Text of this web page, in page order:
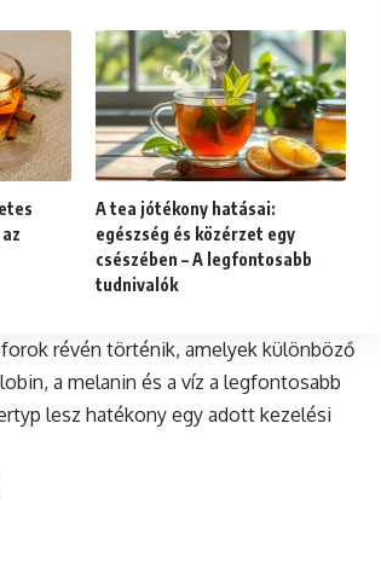
A tea jótékony hatásai:
egészség és közérzet egy
csészében – A legfontosabb
tudnivalók
révén történik, amelyek különböző
a melanin és a víz a legfontosabb
lesz hatékony egy adott kezelési